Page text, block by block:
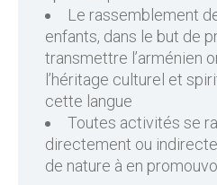
Le rassemblement
enfants, dans le but de
transmettre l’arménien
l’héritage culturel et
cette langue
Toutes activités se
directement ou
de nature à en